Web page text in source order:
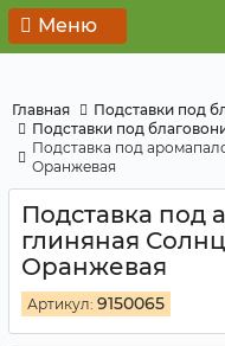
Меню
Главная
Подставки под
Подставки под
Подставка под
Оранжевая
Подставка под
глиняная
Оранжевая
Артикул: 9150065